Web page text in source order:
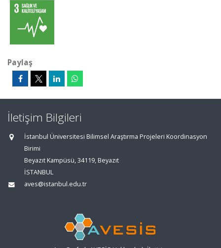
Paylaş
İletişim Bilgileri
İstanbul Üniversitesi Bilimsel Araştırma Projeleri Koordinasyon
Birimi
Beyazıt Kampüsü, 34119, Beyazıt
İSTANBUL
aves@istanbul.edu.tr